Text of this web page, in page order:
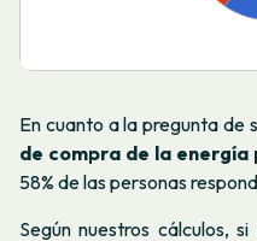
En cuanto a la pregunta de
de compra de la energía
58% de las personas
Según nuestros cálculos,